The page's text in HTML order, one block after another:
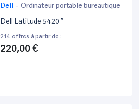
Dell - Ordinateur portable bureautique
Dell Latitude 5420 ”
214 offres à partir de :
220,00 €